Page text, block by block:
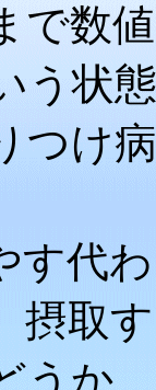
で数
う状
つけ
す代
摂取
うか